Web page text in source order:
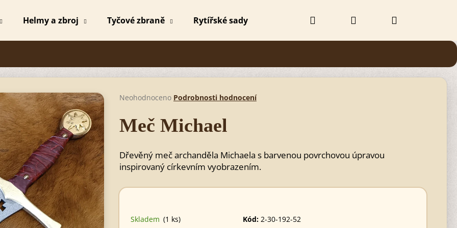
Helmy a zbroj Tyčové zbraně Rytířské sady Obchodní podmínky
Hledat PřihlášeníNákupní
Průměrné
produktu
je
5
hvězdiček.
Neohodnoceno Podrobnosti hodnocení
Meč Michael
Dřevěný meč archanděla Michaela s barvenou povrchovou úpravou
inspirovaný církevním vyobrazením.
Skladem (1 ks) Kód: 2-30-192-52
Doporučujeme
Následující
MICHAEL MEČ MICHAEL BEZBARVÝ